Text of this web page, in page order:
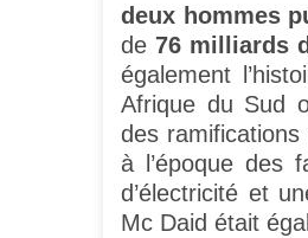
deux hommes
de76 milliards
également
Afrique du Sud
des
à l’époque des
d’électricité et
Mc Daid était